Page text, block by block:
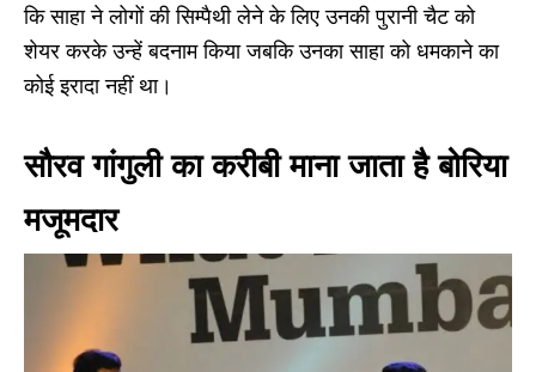
कि साहा ने लोगों की सिम्पैथी लेने के लिए उनकी पुरानी चैट को
शेयर करके उन्हें बदनाम किया जबकि उनका साहा को धमकाने का
कोई इरादा नहीं था।
सौरव गांगुली का करीबी माना जाता है बोरिया
मजूमदार